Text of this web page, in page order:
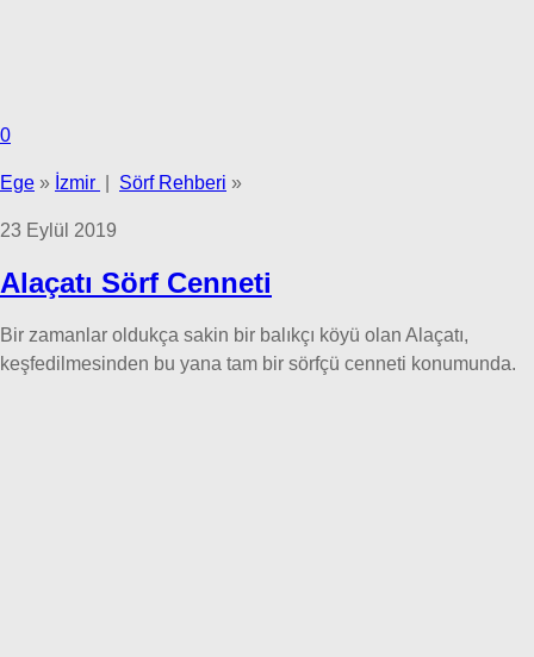
0
Ege » İzmir Sörf Rehberi »
23 Eylül 2019
Alaçatı Sörf Cenneti
Bir zamanlar oldukça sakin bir balıkçı köyü olan Alaçatı,
keşfedilmesinden bu yana tam bir sörfçü cenneti konumunda.